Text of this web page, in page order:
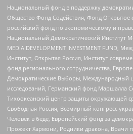
Национальный фонд в поддержку
Общество Фонд Содействия, Фонд Открытое
российский фонд по экономическому и
Национальный Демократический Институт
MEDIA DEVELOPMENT INVESTMENT FUND,
Институт, Открытая Россия, Институт
фонд регионального сотрудничества,
Демократические Выборы, Международный
исследований, Германский фонд Маршалла
Тихоокеанский центр защиты окружающей
Свободная Россия, Всемирный конгресс
Человек в беде, Европейский фонд за
Прожект Хармони, Родники дракона, Врачи